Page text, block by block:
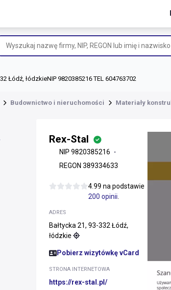
Łódź, łódzkieNIP 9820385216 TEL 604763702
Budownictwo i nieruchomości Materiały
Rex-Stal
NIP 9820385216
REGON 389334633
4.99 na podstawie
200 opinii
ADRES
Bałtycka 21, 93-332 Łódź,
łódzkie
Pobierz wizytówkę vCard
STRONA INTERNETOWA
https://rex-stal.pl/